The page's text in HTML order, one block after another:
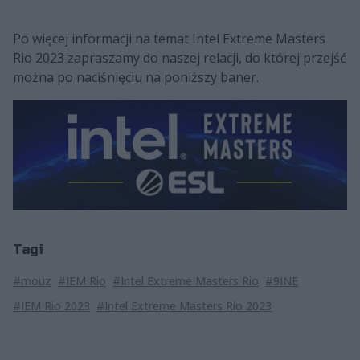
Po więcej informacji na temat Intel Extreme Masters
Rio 2023 zapraszamy do naszej relacji, do której przejść
można po naciśnięciu na poniższy baner.
Tagi
#mouz #IEM Rio #Intel Extreme Masters Rio #9INE
#IEM Rio 2023 #Intel Extreme Masters Rio 2023